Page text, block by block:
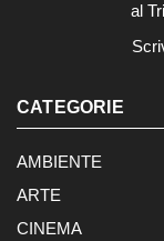
al
CATEGORIE
AMBIENTE
ARTE
CINEMA